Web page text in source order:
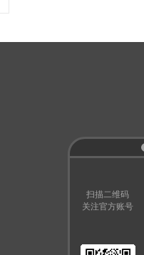
扫描二维码
关注官方账号